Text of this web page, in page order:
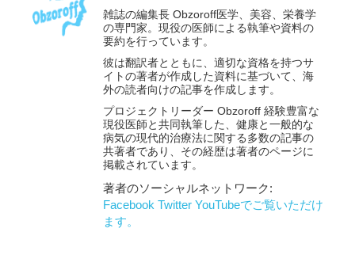
雑誌の編集長 Obzoroff医学、美容、栄養学
の専門家。現役の医師による執筆や資料の
要約を行っています。
彼は翻訳者とともに、適切な資格を持つサ
イトの著者が作成した資料に基づいて、海
外の読者向けの記事を作成します。
プロジェクトリーダー Obzoroff 経験豊富な
現役医師と共同執筆した、健康と一般的な
病気の現代的治療法に関する多数の記事の
共著者であり、その経歴は著者のページに
掲載されています。
著者のソーシャルネットワーク:
Facebook Twitter YouTubeでご覧いただけ
ます。